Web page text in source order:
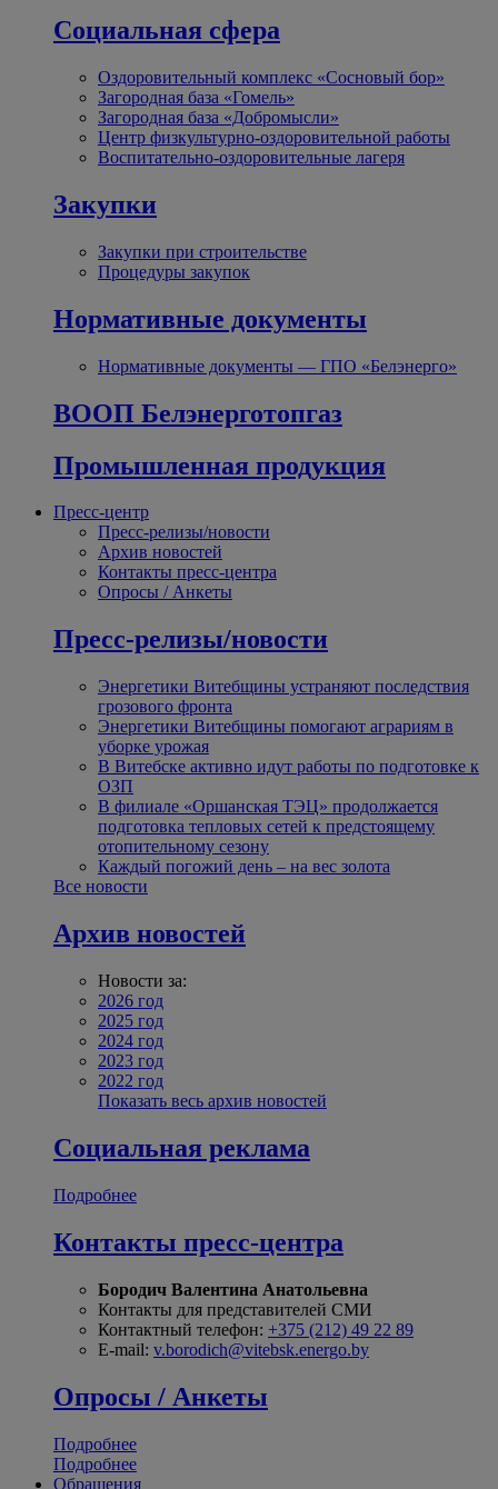
Социальная сфера
Оздоровительный комплекс «Сосновый бор»
Загородная база «Гомель»
Загородная база «Добромысли»
Центр физкультурно-оздоровительной работы
Воспитательно-оздоровительные лагеря
Закупки
Закупки при строительстве
Процедуры закупок
Нормативные документы
Нормативные документы — ГПО «Белэнерго»
ВООП Белэнерготопгаз
Промышленная продукция
Пресс-центр
Пресс-релизы/новости
Архив новостей
Контакты пресс-центра
Опросы / Анкеты
Пресс-релизы/новости
Энергетики Витебщины устраняют последствия
грозового фронта
Энергетики Витебщины помогают аграриям в
уборке урожая
В Витебске активно идут работы по подготовке к
ОЗП
В филиале «Оршанская ТЭЦ» продолжается
подготовка тепловых сетей к предстоящему
отопительному сезону
Каждый погожий день – на вес золота
Все новости
Архив новостей
Новости за:
2026 год
2025 год
2024 год
2023 год
2022 год
Показать весь архив новостей
Социальная реклама
Подробнее
Контакты пресс-центра
Бородич Валентина Анатольевна
Контакты для представителей СМИ
Контактный телефон: +375 (212) 49 22 89
E-mail: v.borodich@vitebsk.energo.by
Опросы / Анкеты
Подробнее
Подробнее
Обращения